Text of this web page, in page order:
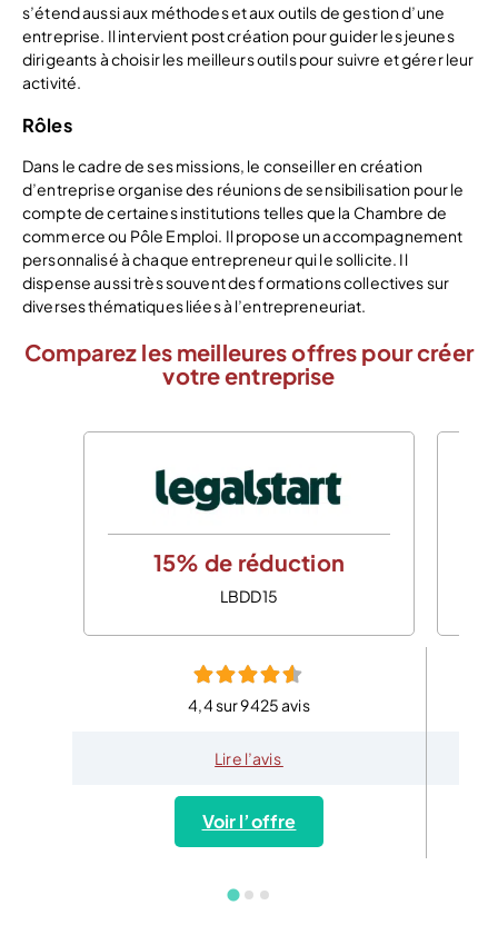
s’étend aussi aux méthodes et aux outils de gestion d’une
entreprise. Il intervient post création pour guider les jeunes
dirigeants à choisir les meilleurs outils pour suivre et gérer leur
activité.
Rôles
Dans le cadre de ses missions, le conseiller en création
d’entreprise organise des réunions de sensibilisation pour le
compte de certaines institutions telles que la Chambre de
commerce ou Pôle Emploi. Il propose un accompagnement
personnalisé à chaque entrepreneur qui le sollicite. Il
dispense aussi très souvent des formations collectives sur
diverses thématiques liées à l’entrepreneuriat.
Comparez les meilleures offres pour créer
votre entreprise
15% de réduction
LBDD15
4,4 sur 9425 avis
Lire l’avis
Voir l’offre